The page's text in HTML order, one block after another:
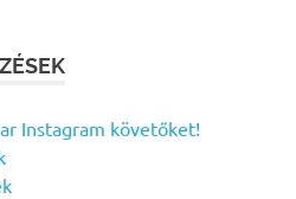
Instagram követőket!